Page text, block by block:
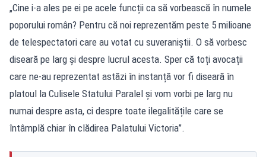
„Cine i-a ales pe ei pe acele funcții ca să vorbească în numele
poporului român? Pentru că noi reprezentăm peste 5 milioane
de telespectatori care au votat cu suveraniștii. O să vorbesc
diseară pe larg și despre lucrul acesta. Sper că toți avocații
care ne-au reprezentat astăzi în instanță vor fi diseară în
platoul la Culisele Statului Paralel și vom vorbi pe larg nu
numai despre asta, ci despre toate ilegalitățile care se
întâmplă chiar în clădirea Palatului Victoria”.